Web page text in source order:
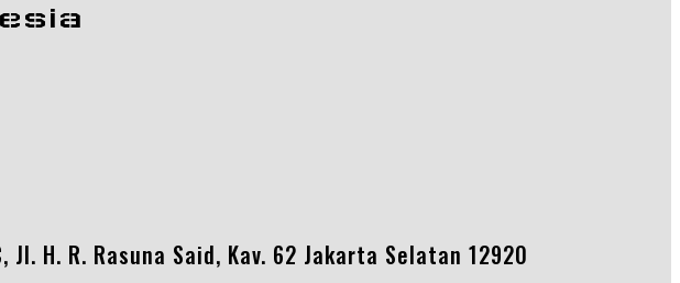
H. R. Rasuna Said, Kav. 62 Jakarta Selatan 12920